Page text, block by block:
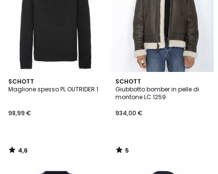
SCHOTT
Maglione spesso PL OUTRIDER 1
98,99 €
4,6
/ 5
4,6
/
SCHOTT
Giubbotto bomber in pelle di
montone LC 1259
934,00 €
5
/
5
5
/